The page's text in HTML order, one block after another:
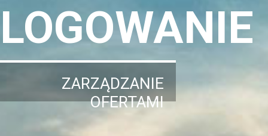
LOGOWANIE
ZARZĄDZANIE
OFERTAMI